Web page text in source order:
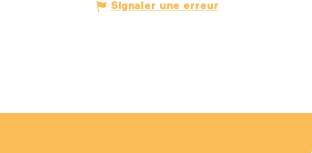
Signaler une erreur